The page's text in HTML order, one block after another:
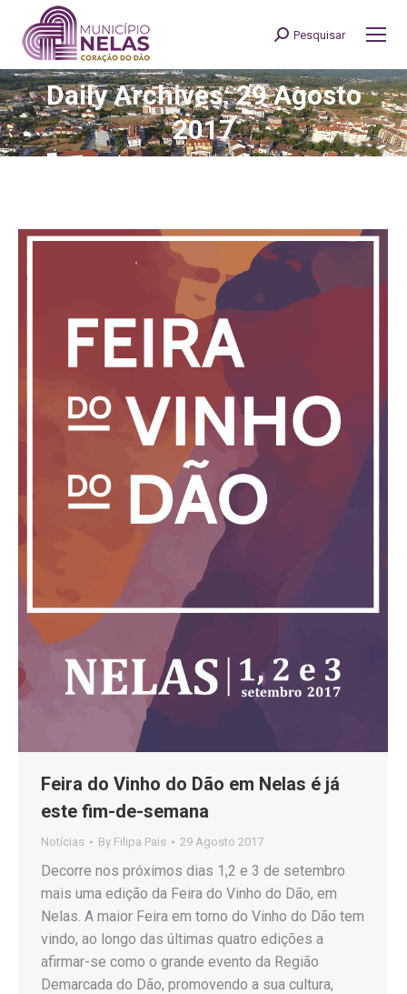
Search:
Pesquisar
Daily Archives: 29 Agosto
2017
You are here:
Feira do Vinho do Dão em Nelas é já
este fim-de-semana
Notícias By Filipa Pais 29 Agosto 2017
Decorre nos próximos dias 1,2 e 3 de setembro
mais uma edição da Feira do Vinho do Dão, em
Nelas. A maior Feira em torno do Vinho do Dão tem
vindo, ao longo das últimas quatro edições a
afirmar-se como o grande evento da Região
Demarcada do Dão, promovendo a sua cultura,